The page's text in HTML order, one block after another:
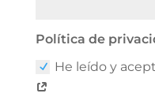
Política de
He leído y